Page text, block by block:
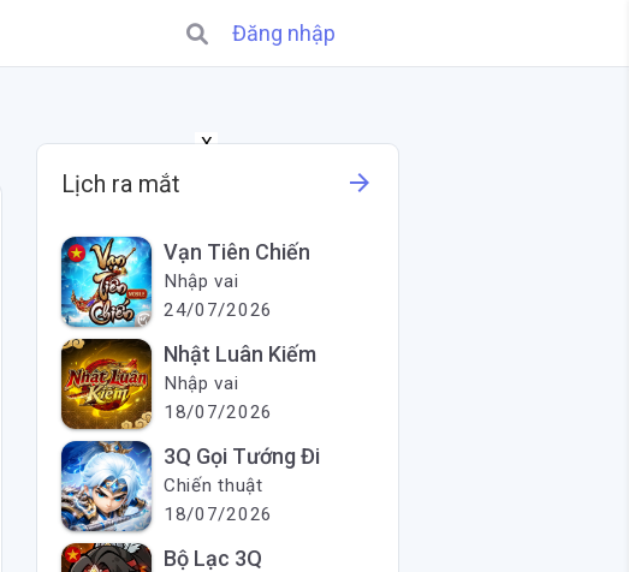
Đăng nhập
X
Lịch ra mắt arrow_forward
Vạn Tiên Chiến
Nhập vai
24/07/2026
Nhật Luân Kiếm
Nhập vai
18/07/2026
3Q Gọi Tướng Đi
Chiến thuật
18/07/2026
Bộ Lạc 3Q